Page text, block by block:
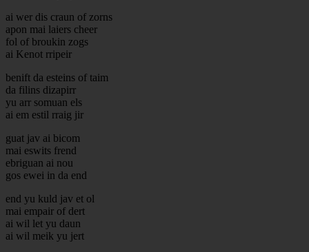
ai wer dis craun of zorns
apon mai laiers cheer
fol of broukin zogs
ai Kenot rripeir
benift da esteins of taim
da filins dizapirr
yu arr somuan els
ai em estil rraig jir
guat jav ai bicom
mai eswits frend
ebriguan ai nou
gos ewei in da end
end yu kuld jav et ol
mai empair of dert
ai wil let yu daun
ai wil meik yu jert